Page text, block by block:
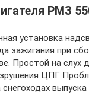
РМЗ
установка
зажигания при
Простой на слух
ЦПГ.